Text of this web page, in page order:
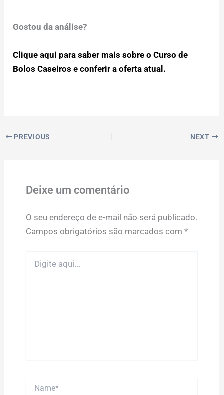
Gostou da análise?
Clique aqui para saber mais sobre o Curso de
Bolos Caseiros e conferir a oferta atual.
PREVIOUS NEXT
Deixe um comentário
O seu endereço de e-mail não será publicado.
Campos obrigatórios são marcados com *
aqui...